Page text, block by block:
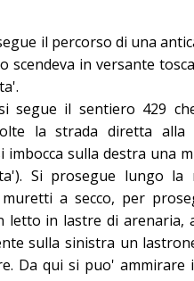
il percorso di una
scendeva in versante
segue il sentiero 429
la strada diretta
imbocca sulla destra una
Si prosegue lungo
a secco, per
letto in lastre di arenaria,
sulla sinistra un
Da qui si puo'